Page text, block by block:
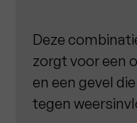
Deze
zorgt voor een
en een gevel
tegen